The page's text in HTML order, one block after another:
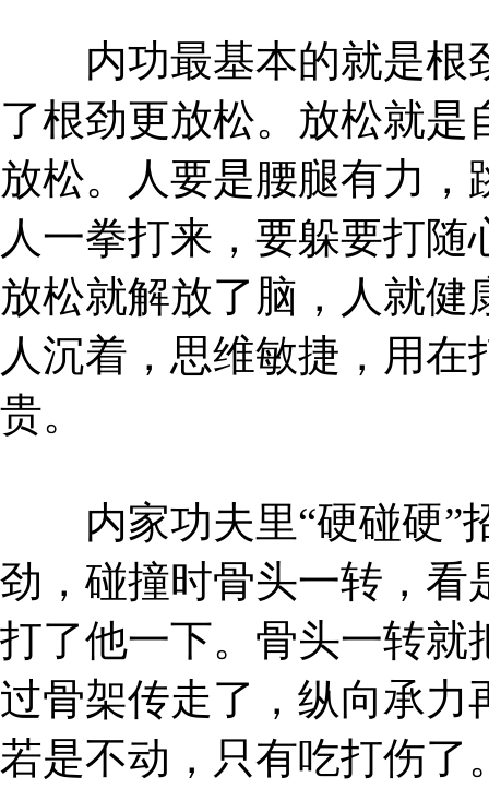
内功最基本的就是根
了根劲更放松。放松就
放松。人要是腰腿有力
人一拳打来，要躲要打
放松就解放了脑，人就
人沉着，思维敏捷，用
贵。
内家功夫里“硬碰硬”
劲，碰撞时骨头一转，看
打了他一下。骨头一转就
过骨架传走了，纵向承力
若是不动，只有吃打伤了